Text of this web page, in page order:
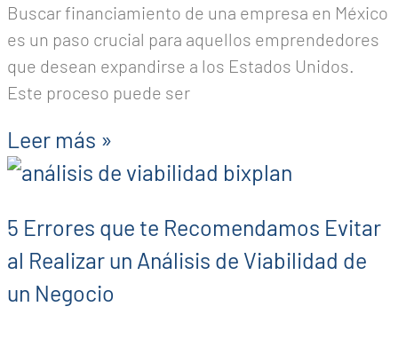
Buscar financiamiento de una empresa en México
es un paso crucial para aquellos emprendedores
que desean expandirse a los Estados Unidos.
Este proceso puede ser
Leer más »
5 Errores que te Recomendamos Evitar
al Realizar un Análisis de Viabilidad de
un Negocio